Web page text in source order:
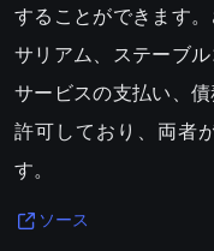
することができます
サリアム、ステーブ
サービスの支払い、
許可しており、両者
す。
ソース